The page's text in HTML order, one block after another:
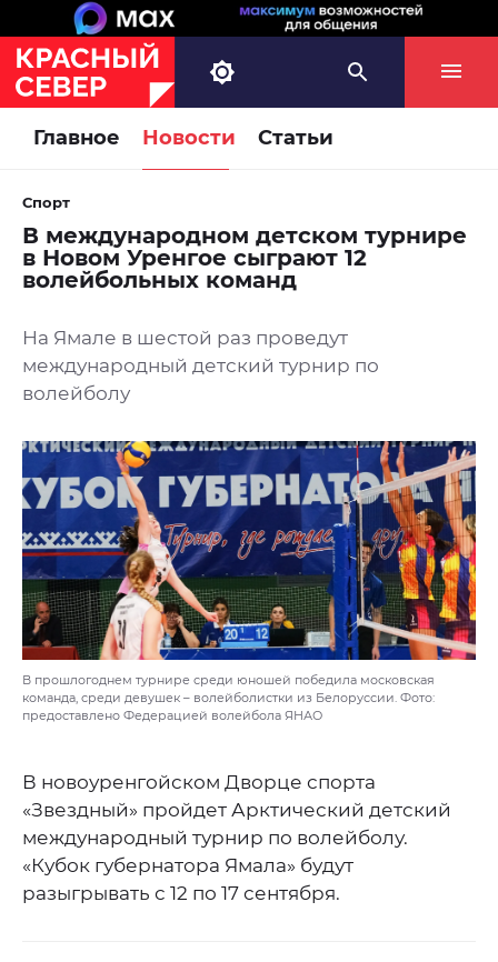
Главное Новости Статьи
Спорт
В международном детском турнире
в Новом Уренгое сыграют 12
волейбольных команд
На Ямале в шестой раз проведут
международный детский турнир по
волейболу
В прошлогоднем турнире среди юношей победила московская
команда, среди девушек – волейболистки из Белоруссии. Фото:
предоставлено Федерацией волейбола ЯНАО
В новоуренгойском Дворце спорта
«Звездный» пройдет Арктический детский
международный турнир по волейболу.
«Кубок губернатора Ямала» будут
разыгрывать с 12 по 17 сентября.